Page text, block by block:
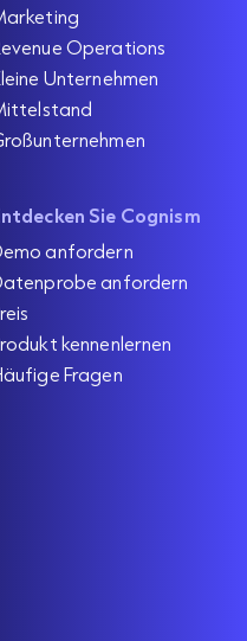
Operations
Unternehmen
Sie Cognism
anfordern
anfordern
kennenlernen
Fragen